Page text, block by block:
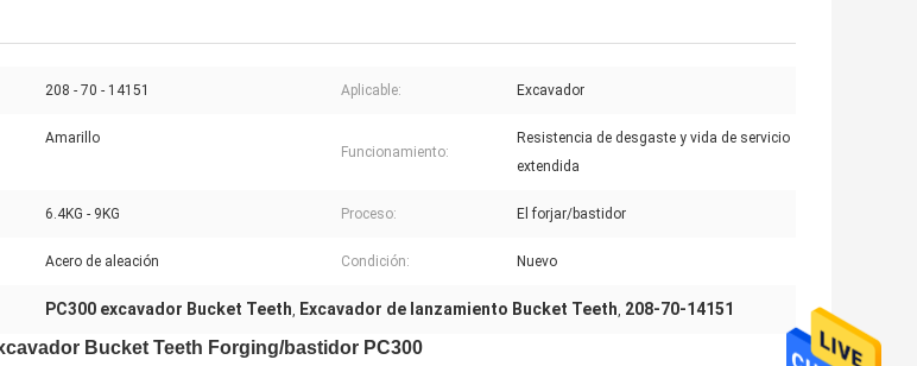
208 - 70 - 14151 Aplicable: Excavador
Amarillo
Funcionamiento:
Resistencia de desgaste y vida de servicio
extendida
6.4KG - 9KG Proceso: El forjar/bastidor
Acero de aleación Condición: Nuevo
PC300 excavador Bucket Teeth, Excavador de lanzamiento Bucket Teeth, 208-70-14151
Bucket Teeth Forging/bastidor PC300